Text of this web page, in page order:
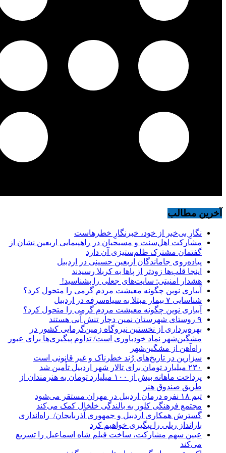
آخرین مطالب
نگارِ بی‌خبر از خود، خبرنگارِ خطرهاست
مشارکت اهل‌سنت و مسیحیان در راهپیمایی اربعین نشان از
گفتمان مشترک ظلم‌ستیزی آن دارد
پیاده‌روی جاماندگان اربعین حسینی در اردبیل
اینجا قلب‌ها زودتر از پاها به کربلا رسیدند
هشدار امنیتی: سایت‌های جعلی را بشناسید!
آبیاری نوین چگونه معیشت مردم گرمی را متحول کرد؟
شناسایی ۷ بیمار مبتلا به سیاه‌سرفه در اردبیل
آبیاری نوین چگونه معیشت مردم گرمی را متحول کرد؟
۹ روستای شهرستان نمین دچار تنش آبی هستند
بهره‌برداری از نخستین نیروگاه زمین‌گرمایی کشور در
مشگین‌شهر نماد خودباوری است/ تداوم پیگیری‌ها برای عبور
راه‌آهن از مشگین‌شهر
سزارین در تاریخ‌های رُند خطرناک و غیر قانونی است
۲۳۰ میلیارد تومان برای تالار شهر اردبیل تأمین شد
پرداخت ماهانه بیش از ۱۰۰ میلیارد تومان به هنرمندان از
طریق صندوق هنر
تیم ۱۸ نفره درمان اردبیل در مهران مستقر می‌شود
مجتمع فرهنگی کلور به بالندگی خلخال کمک می‌کند
گسترش همکاری اردبیل و جمهوری آذربایجان/ راه‌اندازی
بارانداز ریلی را پیگیری خواهیم کرد
عیین سهم مشارکت، ساخت فیلم شاه‌ اسماعیل را تسریع
می‌کند